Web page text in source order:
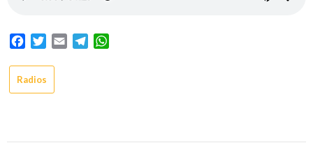
Facebook
Twitter
Email Telegram
Radios